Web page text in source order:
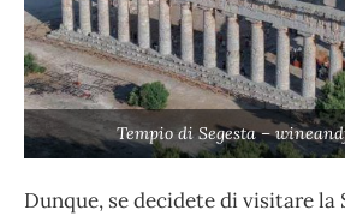
Tempio di Segesta –
Dunque, se decidete di visitare la